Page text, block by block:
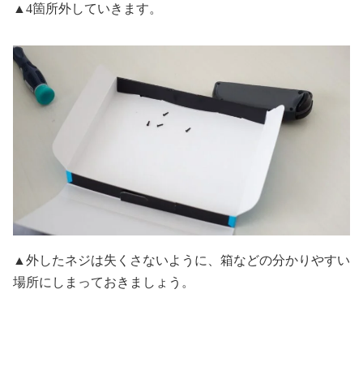
▲4箇所外していきます。
▲外したネジは失くさないように、箱などの分かりやすい
場所にしまっておきましょう。